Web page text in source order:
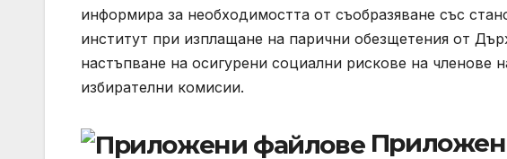
информира за необходимостта от съобразяване със
институт при изплащане на парични обезщетения от
настъпване на осигурени социални рискове на
избирателни комисии.